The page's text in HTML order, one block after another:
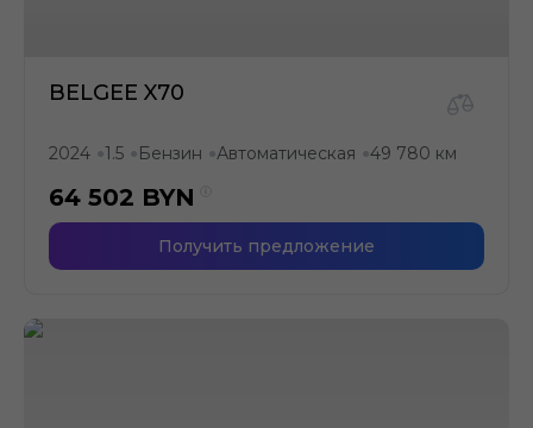
BELGEE X70
2024 ●1.5 ● Бензин ●Автоматическая ●49 780 км
64 502 BYN
Получить предложение